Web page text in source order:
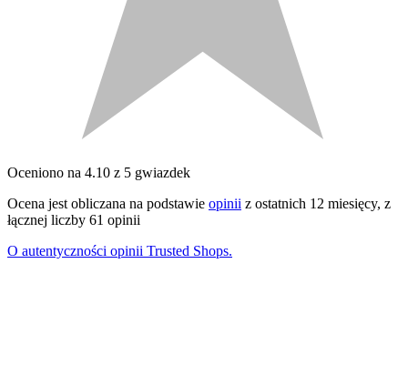
Oceniono na 4.10 z 5 gwiazdek
Ocena jest obliczana na podstawie opinii z ostatnich 12 miesięcy, z
łącznej liczby 61 opinii
O autentyczności opinii Trusted Shops.